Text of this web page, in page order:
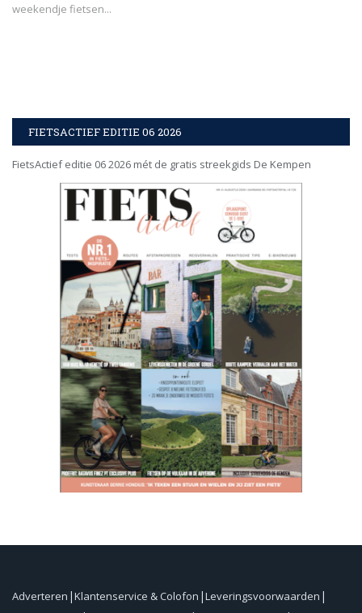
weekendje fietsen...
FIETSACTIEF EDITIE 06 2026
FietsActief editie 06 2026 mét de gratis streekgids De Kempen
Adverteren Klantenservice & Colofon Leveringsvoorwaarden